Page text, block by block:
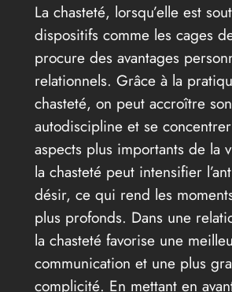
La chasteté, lorsqu’elle est
dispositifs comme les cages
procure des avantages
relationnels. Grâce à la
chasteté, on peut accroître son
autodiscipline et se
aspects plus importants de la
la chasteté peut intensifier
désir, ce qui rend les
plus profonds. Dans une
la chasteté favorise une
communication et une plus
complicité. En mettant en